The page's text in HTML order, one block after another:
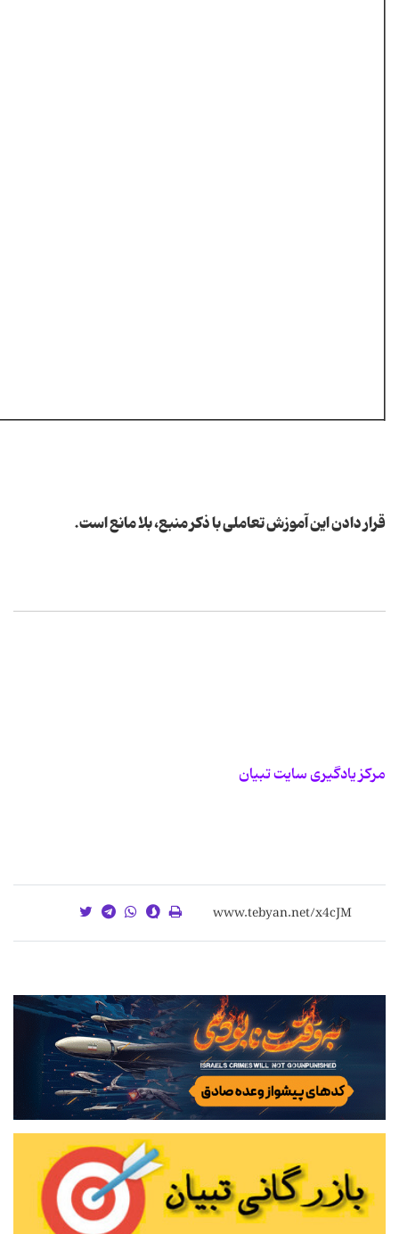
قرار دادن این آموزش تعاملی با ذکر منبع، بلا مانع است.
مرکز یادگیری سایت تبیان